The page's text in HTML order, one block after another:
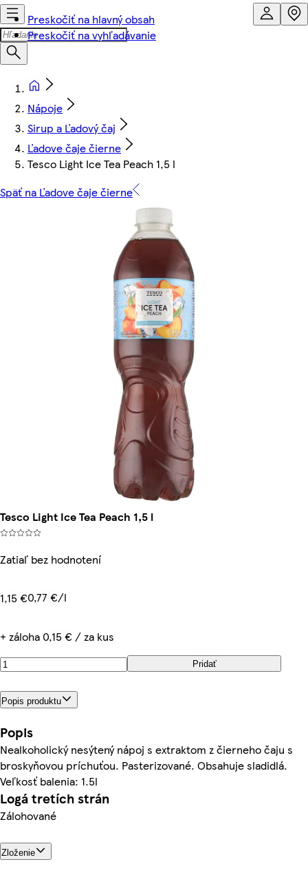
Preskočiť na hlavný obsah
Preskočiť na vyhľadávanie
Nápoje
Sirup a Ľadový čaj
Ľadove čaje čierne
Tesco Light Ice Tea Peach 1,5 l
Späť na Ľadove čaje čierne
Tesco Light Ice Tea Peach 1,5 l
Zatiaľ bez hodnotení
1,15 €0,77 €/l
+ záloha 0,15 € / za kus
Pridať
Popis produktu
Popis
Nealkoholický nesýtený nápoj s extraktom z čierneho čaju s
broskyňovou príchuťou. Pasterizované. Obsahuje sladidlá.
Veľkosť balenia: 1.5l
Logá tretích strán
Zálohované
Zloženie